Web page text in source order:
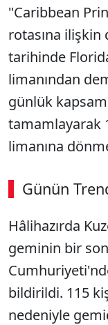
"Caribbean
rotasına ilişkin
tarihinde
limanından
günlük
tamamlayarak
limanına
Günün
00:02 / 08:15
Hâlihazırda
geminin bir
bildirildi. 115
nedeniyle